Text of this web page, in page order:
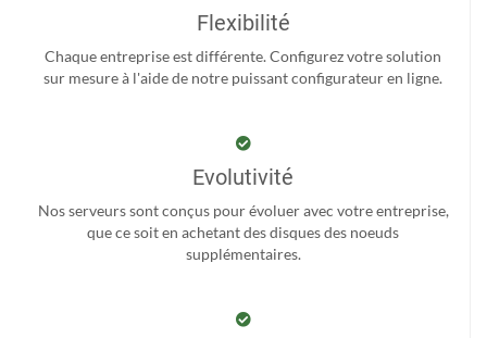
Flexibilité
Chaque entreprise est différente. Configurez votre solution
sur mesure à l'aide de notre puissant configurateur en ligne.
Evolutivité
Nos serveurs sont conçus pour évoluer avec votre entreprise,
que ce soit en achetant des disques des noeuds
supplémentaires.